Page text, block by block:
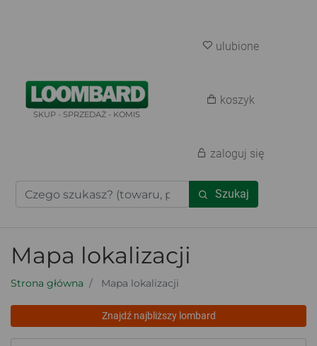
SKUP - SPRZEDAŻ - KOMIS
Szukaj
ulubione
koszyk
zaloguj się
Mapa lokalizacji
Strona główna Mapa lokalizacji
Znajdź najbliższy lombard